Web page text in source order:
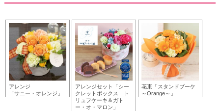
アレンジ
「サニー・オレンジ」
アレンジセット「シー
クレットボックス ト
リュフケーキ＆ガト
ー・オ・マロン」
花束「スタンドブーケ
～Orange～」